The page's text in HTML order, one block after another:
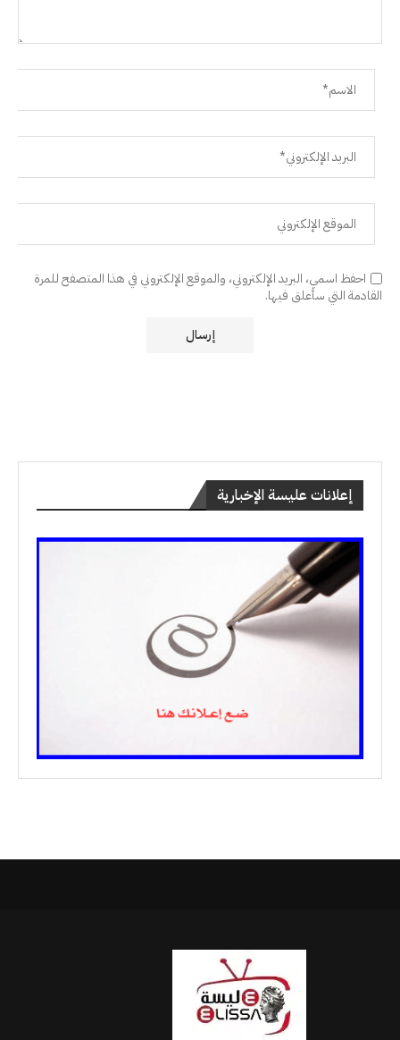
احفظ اسمي، البريد الإلكتروني، والموقع الإلكتروني في هذا المتصفح للمرة
القادمة التي سأعلق فيها.
إعلانات عليسة الإخبارية